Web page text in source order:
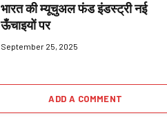
भारत की म्यूचुअल फंड इंडस्ट्री नई
ऊँचाइयों पर
September 25, 2025
ADD A COMMENT